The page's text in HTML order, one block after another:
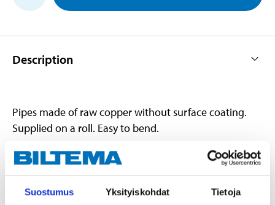
Suostumus Yksityiskohdat Tietoja
Description
Pipes made of raw copper without surface coating.
Supplied on a roll. Easy to bend.
Technical specifications